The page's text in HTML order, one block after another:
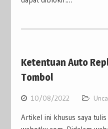
Ketentuan Auto
Tombol
10/08/2022
Artikel ini khusus saya